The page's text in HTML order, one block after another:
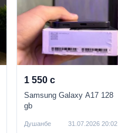
1 550 с
Samsung Galaxy A17 128
gb
Душанбе 31.07.2026 20:02